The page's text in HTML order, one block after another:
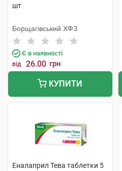
шт
Борщагівський ХФЗ
Є в наявності
від 26.00 грн
КУПИТИ
Еналаприл Тева таблетки 5